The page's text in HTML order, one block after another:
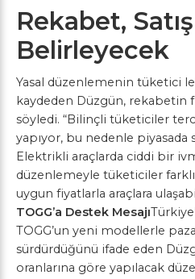
Rekabet,
Belirleyecek
Yasal düzenlemenin tüketici
kaydeden Düzgün, rekabetin
söyledi. “Bilinçli tüketiciler
yapıyor, bu nedenle piyasada
Elektrikli araçlarda ciddi bir
düzenlemeyle tüketiciler
uygun fiyatlarla araçlara
TOGG’a Destek Mesajı
TOGG’un yeni modellerle
sürdürdüğünü ifade eden
oranlarına göre yapılacak